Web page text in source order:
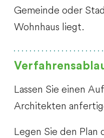
Gemeinde oder
Wohnhaus liegt.
Lassen Sie einen
Architekten
Legen Sie den Plan